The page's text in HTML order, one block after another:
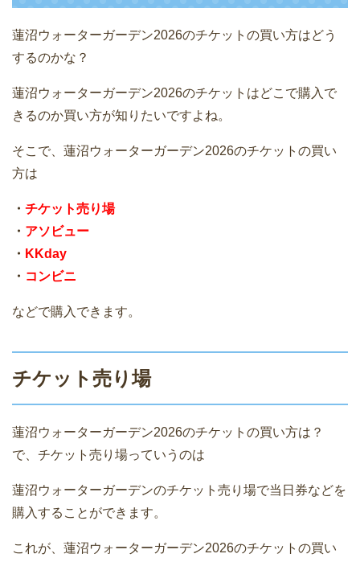
蓮沼ウォーターガーデン2026のチケットの買い方はどう
するのかな？
蓮沼ウォーターガーデン2026のチケットはどこで購入で
きるのか買い方が知りたいですよね。
そこで、蓮沼ウォーターガーデン2026のチケットの買い
方は
・ チケット売り場
・ アソビュー
・ KKday
・ コンビニ
などで購入できます。
チケット売り場
蓮沼ウォーターガーデン2026のチケットの買い方は？
で、チケット売り場っていうのは
蓮沼ウォーターガーデンのチケット売り場で当日券などを
購入することができます。
これが、蓮沼ウォーターガーデン2026のチケットの買い